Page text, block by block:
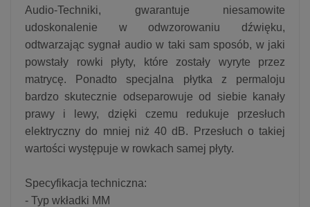
Audio-Techniki, gwarantuje niesamowite
udoskonalenie w odwzorowaniu dźwięku,
odtwarzając sygnał audio w taki sam sposób, w jaki
powstały rowki płyty, które zostały wyryte przez
matrycę. Ponadto specjalna płytka z permaloju
bardzo skutecznie odseparowuje od siebie kanały
prawy i lewy, dzięki czemu redukuje przesłuch
elektryczny do mniej niż 40 dB. Przesłuch o takiej
wartości występuje w rowkach samej płyty.
Specyfikacja techniczna:
- Typ wkładki MM